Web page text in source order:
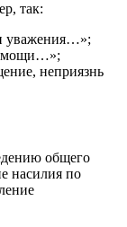
так:
уважения…»;
неприязнь
общего
насилия по